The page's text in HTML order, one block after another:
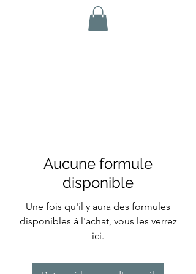
Aucune formule
disponible
Une fois qu'il y aura des formules
disponibles à l'achat, vous les verrez
ici.